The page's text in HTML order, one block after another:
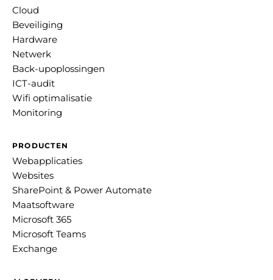
Cloud
Beveiliging
Hardware
Netwerk
Back-upoplossingen
ICT-audit
Wifi optimalisatie
Monitoring
PRODUCTEN
Webapplicaties
Websites
SharePoint & Power Automate
Maatsoftware
Microsoft 365
Microsoft Teams
Exchange